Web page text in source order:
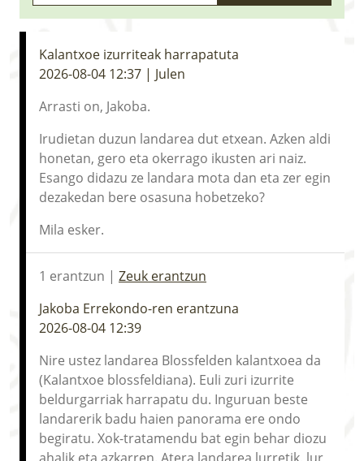
LURRAREN AGENDA
AZOKA
Kalantxoe izurriteak harrapatuta
2026-08-04 12:37 | Julen
Arrasti on, Jakoba.
Irudietan duzun landarea dut etxean. Azken aldi
honetan, gero eta okerrago ikusten ari naiz.
Esango didazu ze landara mota dan eta zer egin
dezakedan bere osasuna hobetzeko?
Mila esker.
1 erantzun | Zeuk erantzun
Jakoba Errekondo-ren erantzuna
2026-08-04 12:39
Nire ustez landarea Blossfelden kalantxoea da
(Kalantxoe blossfeldiana). Euli zuri izurrite
beldurgarriak harrapatu du. Inguruan beste
landarerik badu haien panorama ere ondo
begiratu. Xok-tratamendu bat egin behar diozu